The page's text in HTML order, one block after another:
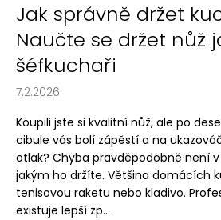
Jak správně držet
Naučte se držet nůž
šéfkuchaři
7.2.2026
Koupili jste si kvalitní nůž, ale po
cibule vás bolí zápěstí a na
otlak? Chyba pravděpodobně není
jakým ho držíte. Většina domácích
tenisovou raketu nebo kladivo.
existuje lepší zp...